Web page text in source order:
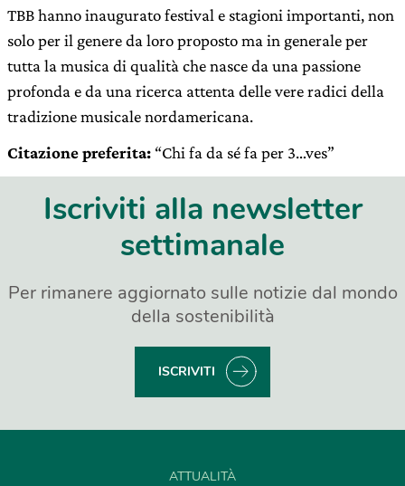
TBB hanno inaugurato festival e stagioni importanti, non
solo per il genere da loro proposto ma in generale per
tutta la musica di qualità che nasce da una passione
profonda e da una ricerca attenta delle vere radici della
tradizione musicale nordamericana.
Citazione preferita: “Chi fa da sé fa per 3…ves”
Iscriviti alla newsletter
settimanale
Per rimanere aggiornato sulle notizie dal mondo
della sostenibilità
ISCRIVITI
ATTUALITÀ